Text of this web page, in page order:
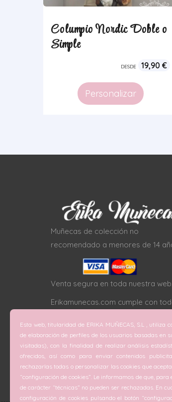
Columpio Nordic Doble o
Simple
DESDE 19,90 €
Personalizar
Muñecas de colección no
recomendado a menores de 14
Venta segura en toda nuestra web.
Erikamunecas.com cumple con
Esta web, titularidad de ERIKA MUÑECAS, S.L ,
de elaboración de perfiles de los usuarios basadas en
visitadas), con la finalidad de realizar análisis
ofrecidos, así como para enviar contenidos
rechazarlas todas o personalizar las cookies que
“configuración de cookies”. Le informamos de que,
de carácter “técnicas” no pueden ser rechazadas. En
configuración de cookies pulsando el botón